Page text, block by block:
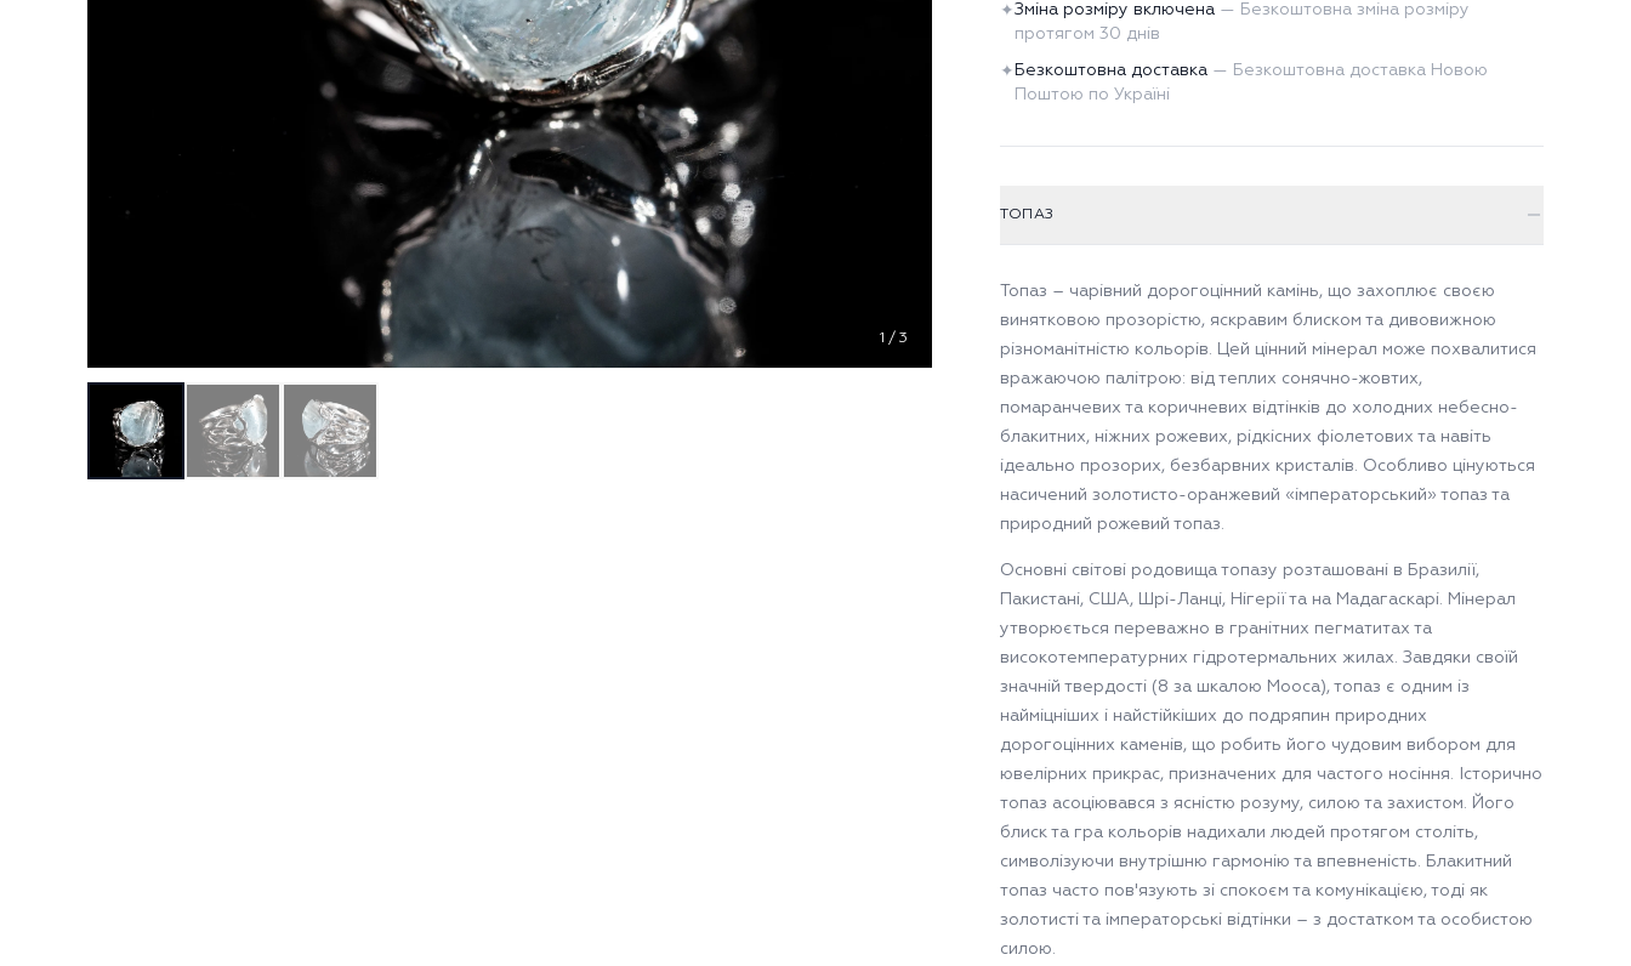
1 / 3
✦Зміна розміру включена — Безкоштовна зміна розміру
протягом 30 днів
✦ Безкоштовна доставка — Безкоштовна доставка Новою
Поштою по Україні
ТОПАЗ
Топаз – чарівний дорогоцінний камінь, що захоплює своєю
винятковою прозорістю, яскравим блиском та дивовижною
різноманітністю кольорів. Цей цінний мінерал може похвалитися
вражаючою палітрою: від теплих сонячно-жовтих,
помаранчевих та коричневих відтінків до холодних небесно-
блакитних, ніжних рожевих, рідкісних фіолетових та навіть
ідеально прозорих, безбарвних кристалів. Особливо цінуються
насичений золотисто-оранжевий «імператорський» топаз та
природний рожевий топаз.
Основні світові родовища топазу розташовані в Бразилії,
Пакистані, США, Шрі-Ланці, Нігерії та на Мадагаскарі. Мінерал
утворюється переважно в гранітних пегматитах та
високотемпературних гідротермальних жилах. Завдяки своїй
значній твердості (8 за шкалою Мооса), топаз є одним із
найміцніших і найстійкіших до подряпин природних
дорогоцінних каменів, що робить його чудовим вибором для
ювелірних прикрас, призначених для частого носіння. Історично
топаз асоціювався з ясністю розуму, силою та захистом. Його
блиск та гра кольорів надихали людей протягом століть,
символізуючи внутрішню гармонію та впевненість. Блакитний
топаз часто пов'язують зі спокоєм та комунікацією, тоді як
золотисті та імператорські відтінки – з достатком та особистою
силою.